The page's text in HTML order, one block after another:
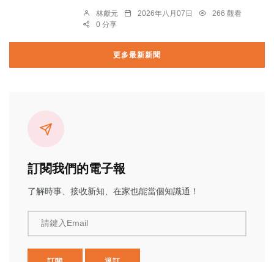
林獻元 2026年八月07日
266 觀看
0 分享
更多最新新聞
訂閱我們的電子報
了解時事、接收新知、在家也能當個知識通！
請鍵入Email